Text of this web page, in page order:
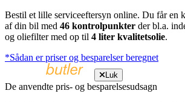
Bestil et lille serviceeftersyn online. Du får en
af din bil med 46 kontrolpunkter der bl.a.
og oliefilter med op til 4 liter kvalitetsolie.
*Sådan er priser og besparelser beregnet
Luk
De anvendte pris- og besparelsesudsagn